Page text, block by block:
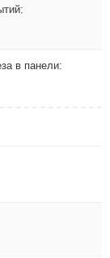
в панели: